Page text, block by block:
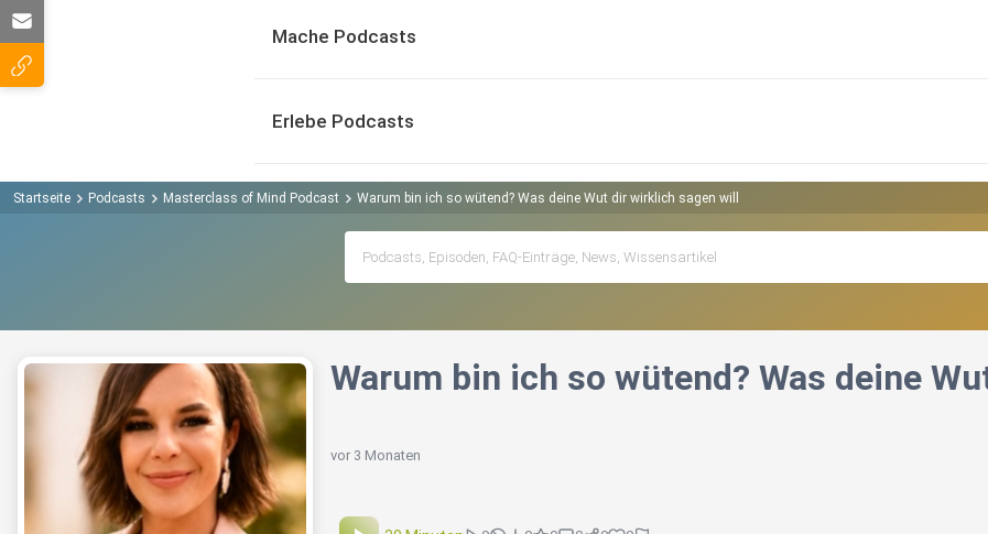
Mache Podcasts
Erlebe Podcasts
Startseite Podcasts Masterclass of Mind Podcast Warum bin ich so wütend? Was deine Wut dir wirklich sagen will
Warum bin ich so wütend? Was deine
vor 3 Monaten